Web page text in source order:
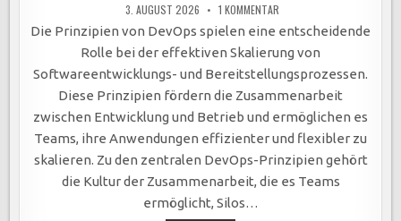
3. AUGUST 2026 1 KOMMENTARZU
DEVOPS-
PRINZIPIEN
OPTIMIEREN
SOFTWAREENTWICKLUNG:
KOLLABORATION,
AUTOMATISIERUNG,
AGILE
METHODEN
UND
KUNDENORIENTIERUNG
IM
FOKUS.
Die Prinzipien von DevOps spielen eine entscheidende
Rolle bei der effektiven Skalierung von
Softwareentwicklungs- und Bereitstellungsprozessen.
Diese Prinzipien fördern die Zusammenarbeit
zwischen Entwicklung und Betrieb und ermöglichen es
Teams, ihre Anwendungen effizienter und flexibler zu
skalieren. Zu den zentralen DevOps-Prinzipien gehört
die Kultur der Zusammenarbeit, die es Teams
ermöglicht, Silos…